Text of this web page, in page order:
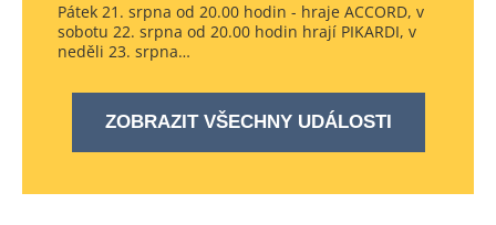
Pátek 21. srpna od 20.00 hodin - hraje ACCORD, v
sobotu 22. srpna od 20.00 hodin hrají PIKARDI, v
neděli 23. srpna…
ZOBRAZIT VŠECHNY UDÁLOSTI